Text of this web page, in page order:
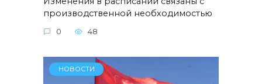
производственной необходимостью
0 48
НОВОСТИ